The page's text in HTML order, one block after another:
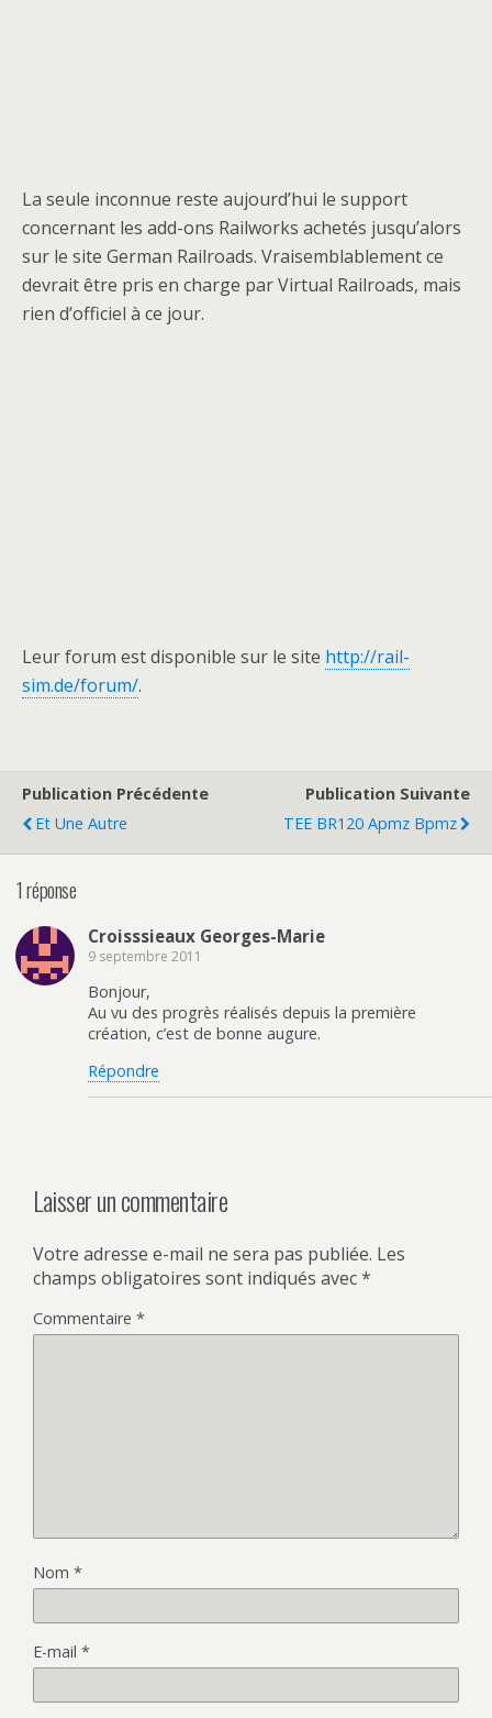
La seule inconnue reste aujourd’hui le support
concernant les add-ons Railworks achetés jusqu’alors
sur le site German Railroads. Vraisemblablement ce
devrait être pris en charge par Virtual Railroads, mais
rien d’officiel à ce jour.
Leur forum est disponible sur le site http://rail-
sim.de/forum/.
Publication Précédente
Et Une Autre
Publication Suivante
TEE BR120 Apmz Bpmz
1 réponse
Croisssieaux Georges-Marie
9 septembre 2011
Bonjour,
Au vu des progrès réalisés depuis la première
création, c’est de bonne augure.
Répondre
Laisser un commentaire
Votre adresse e-mail ne sera pas publiée. Les
champs obligatoires sont indiqués avec*
Commentaire *
Nom *
E-mail *